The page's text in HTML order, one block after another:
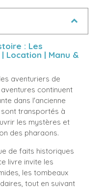
: Les
Location | Manu &
aventuriers de
continuent
dans l'ancienne
transportés à
les mystères et
des pharaons.
de faits historiques
livre invite les
les tombeaux
tout en suivant